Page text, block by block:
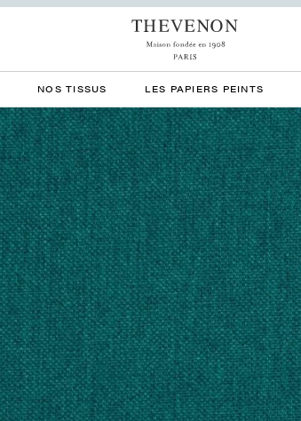
NOS TISSUS LES PAPIERS PEINTS